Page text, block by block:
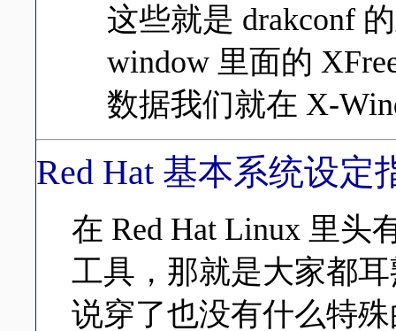
这些就是 drakconf
window 里面的
数据我们就在 X-
Red Hat 基本系统设定
在 Red Hat Linux 里头
工具，那就是大家都
说穿了也没有什么特